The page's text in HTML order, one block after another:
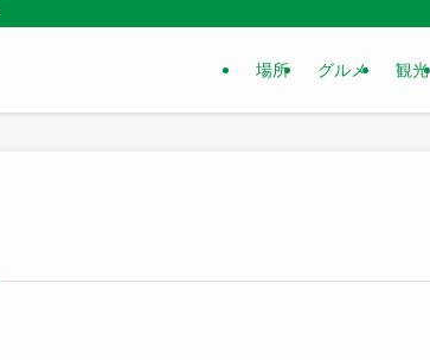
場所 グルメ 観光